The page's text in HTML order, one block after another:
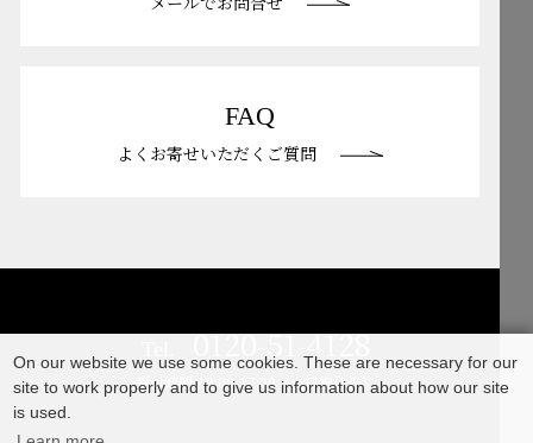
FAQ
よくお寄せいただくご質問
0120-51-4128
受付時間 / 9:00-17:00（土日祝休み）
On our website we use some cookies. These are necessary for our
site to work properly and to give us information about how our site
is used.